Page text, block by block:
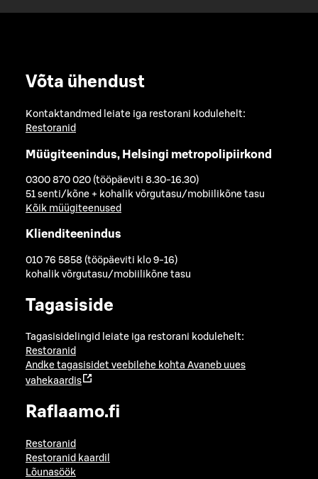
Võta ühendust
Kontaktandmed leiate iga restorani kodulehelt:
Restoranid
Müügiteenindus, Helsingi metropolipiirkond
0300 870 020 (tööpäeviti 8.30-16.30)
51 senti/kõne + kohalik võrgutasu/mobiilikõne tasu
Kõik müügiteenused
Klienditeenindus
010 76 5858 (tööpäeviti klo 9-16)
kohalik võrgutasu/mobiilikõne tasu
Tagasiside
Tagasisidelingid leiate iga restorani kodulehelt:
Restoranid
Andke tagasisidet veebilehe kohta Avaneb uues
vahekaardis
Raflaamo.fi
Restoranid
Restoranid kaardil
Lõunasöök